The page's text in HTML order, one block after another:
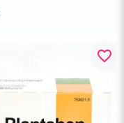
favorite_border